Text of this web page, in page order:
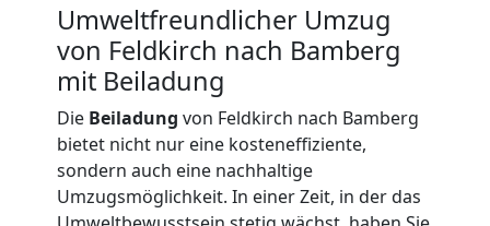
Umweltfreundlicher Umzug
von Feldkirch nach Bamberg
mit Beiladung
Die Beiladung von Feldkirch nach Bamberg
bietet nicht nur eine kosteneffiziente,
sondern auch eine nachhaltige
Umzugsmöglichkeit. In einer Zeit, in der das
LKW
Möbellift